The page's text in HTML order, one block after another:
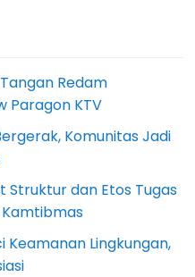
Redam
Paragon KTV
Komunitas Jadi
Struktur dan Etos Tugas
Keamanan Lingkungan,